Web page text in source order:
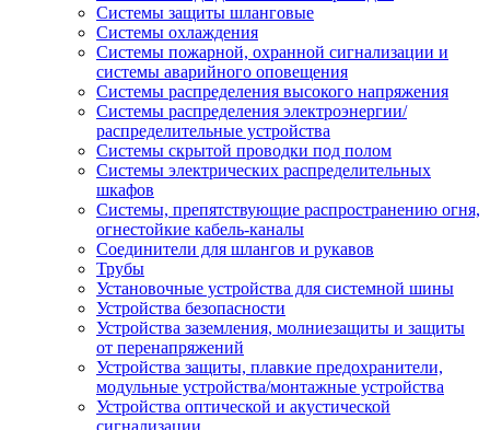
Системы защиты шланговые
Системы охлаждения
Системы пожарной, охранной сигнализации и
системы аварийного оповещения
Системы распределения высокого напряжения
Системы распределения электроэнергии/
распределительные устройства
Системы скрытой проводки под полом
Системы электрических распределительных
шкафов
Системы, препятствующие распространению огня,
огнестойкие кабель-каналы
Соединители для шлангов и рукавов
Трубы
Установочные устройства для системной шины
Устройства безопасности
Устройства заземления, молниезащиты и защиты
от перенапряжений
Устройства защиты, плавкие предохранители,
модульные устройства/монтажные устройства
Устройства оптической и акустической
сигнализации